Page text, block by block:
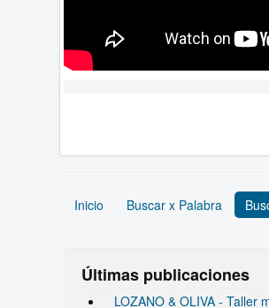
Inicio Buscar x Palabra
Últimas publicaciones
LOZANO & OLIVA - Taller